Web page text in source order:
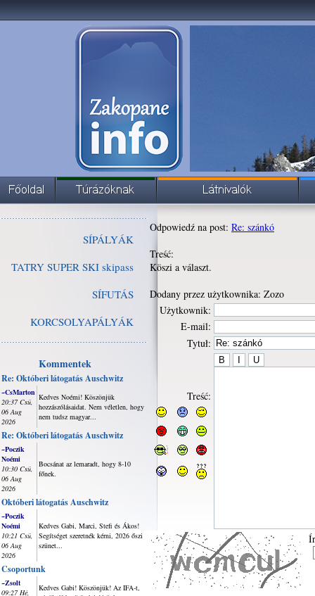
SÍPÁLYÁK
TATRY SUPER SKI skipass
SÍFUTÁS
KORCSOLYAPÁLYÁK
Kommentek
Re: Októberi látogatás Auschwitz
~CsMarton
20:37 Csü,
06 Aug
2026
Kedves Noémi! Köszönjük
hozzászólásaidat. Nem véletlen, hogy
nem tudsz magyar...
Re: Októberi látogatás Auschwitz
~Poczik
Noémi
10:30 Csü,
06 Aug
2026
Bocsánat az lemaradt, hogy 8-10
főnek.
Októberi látogatás Auschwitz
~Poczik
Noémi
10:21 Csü,
06 Aug
2026
Kedves Gabi, Marci, Stefi és Ákos!
Segítséget szeretnék kérni, 2026 őszi
szünet...
Csoportunk
~Zsolt
09:27 Hé,
Kedves Gabi! Köszönjük! Az IFA-t,
Odpowiedź na post: Re: szánkó
Treść:
Köszi a választ.
Dodany przez użytkownika: Zozo
Użytkownik:
E-mail:
Tytuł:
Treść: